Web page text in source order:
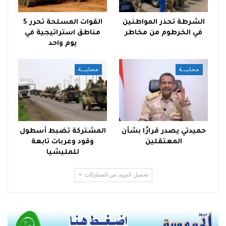
الشرطة تحذر المواطنين
في الخرطوم من مخاطر
القوات المسلحة تحرر 5
مناطق استراتيجية في
يوم واحد
محليـــة
حميدتي يصدر قرارًا بشأن
المعتقلين
محليـــة
المشتركة تضبط أسطول
وقود وعربات تابعة
للمليشيا
تحميل المزيد من المشاركات